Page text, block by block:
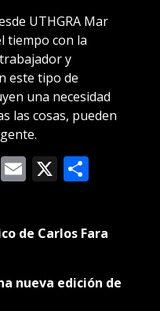
UTHGRA Mar
tiempo con la
y
este tipo de
una necesidad
las cosas, pueden
Google
Email
X
de Carlos Fara
nueva edición de